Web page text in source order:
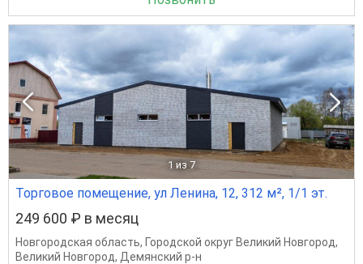
1 из 7
Торговое помещение, ул Ленина, 12, 312 м², 1/1 эт.
249 600 ₽ в месяц
Новгородская область, Городской округ Великий Новгород,
Великий Новгород, Демянский р-н